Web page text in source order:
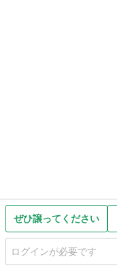
ぜひ譲ってください